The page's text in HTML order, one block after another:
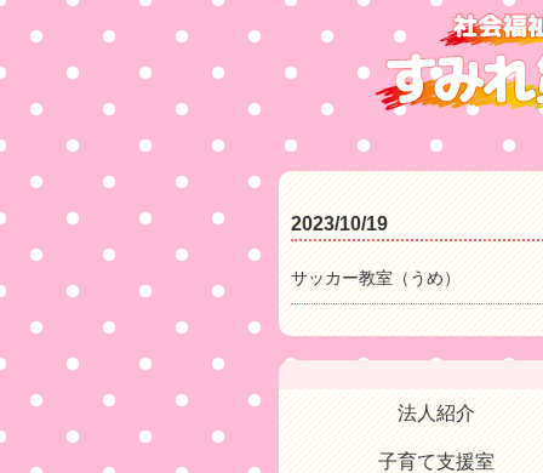
2023/10/19
サッカー教室（うめ）
法人紹介
子育て支援室